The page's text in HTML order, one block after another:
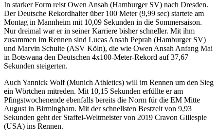
In starker Form reist Owen Ansah (Hamburger SV) nach Dresden.
Der Deutsche Rekordhalter über 100 Meter (9,99 sec) startete am
Montag in Mannheim mit 10,09 Sekunden in die Sommersaison.
Nur dreimal war er in seiner Karriere bisher schneller. Mit ihm
zusammen im Rennen sind Lucas Ansah Peprah (Hamburger SV)
und Marvin Schulte (ASV Köln), die wie Owen Ansah Anfang Mai
in Botswana den Deutschen 4x100-Meter-Rekord auf 37,67
Sekunden steigerten.
Auch Yannick Wolf (Munich Athletics) will im Rennen um den Sieg
ein Wörtchen mitreden. Mit 10,15 Sekunden erfüllte er am
Pfingstwochenende ebenfalls bereits die Norm für die EM Mitte
August in Birmingham. Mit der schnellsten Bestzeit von 9,93
Sekunden geht der Staffel-Weltmeister von 2019 Cravon Gillespie
(USA) ins Rennen.